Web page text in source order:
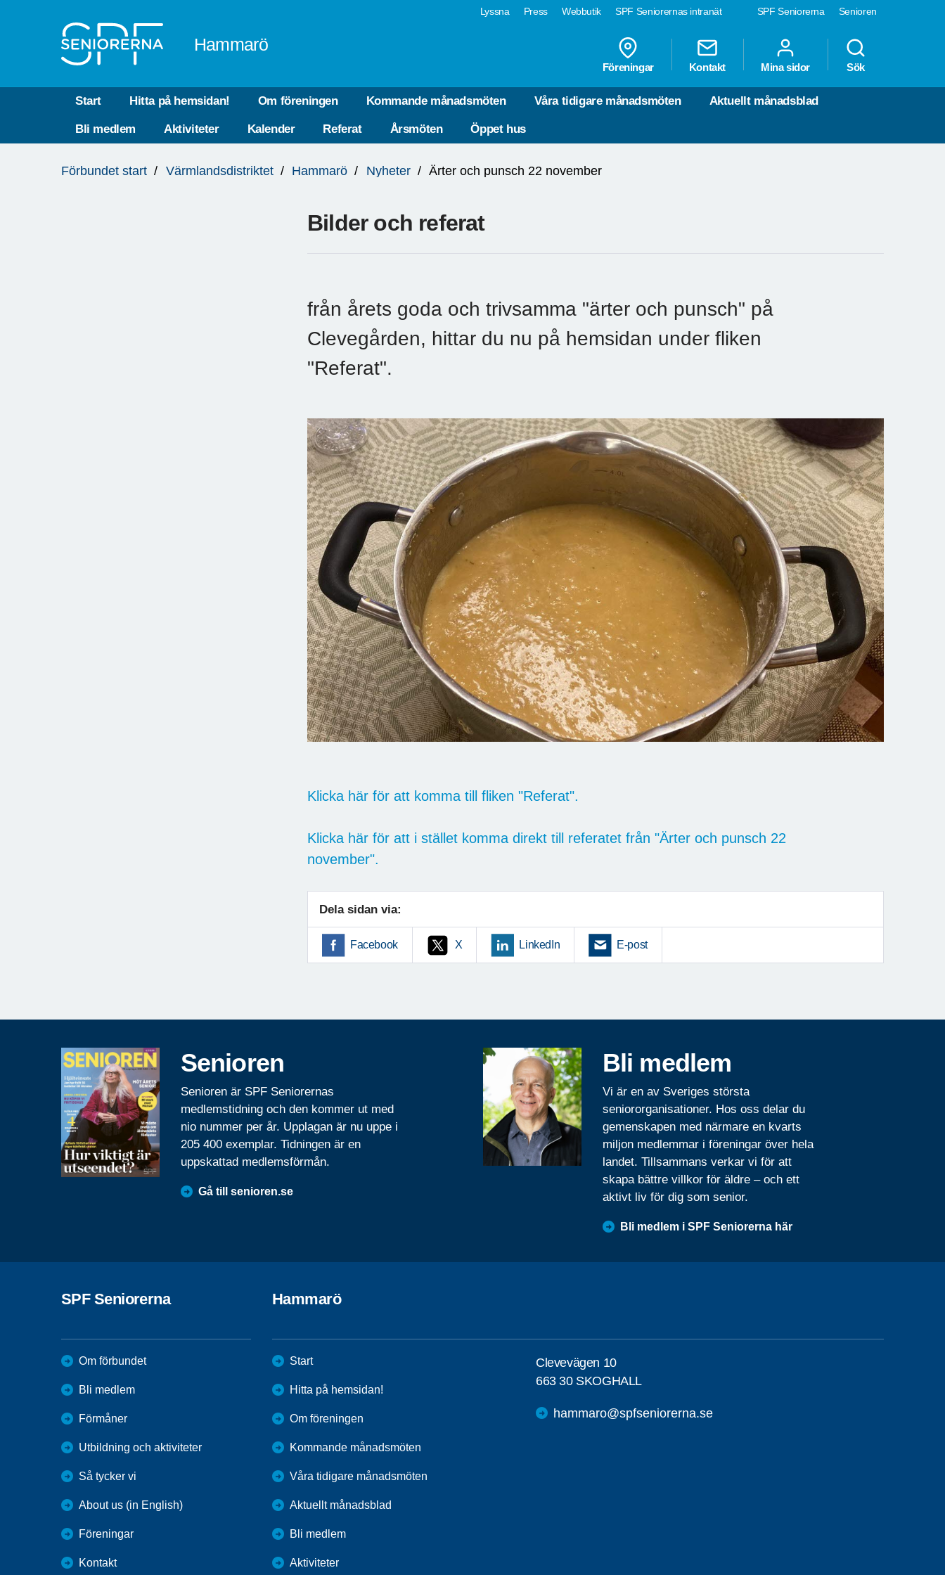
SPF Seniorerna Senioren
Lyssna Press Webbutik SPF Seniorernas intranät
Hammarö
Föreningar Kontakt Mina sidor Sök
Start Hitta på hemsidan! Om föreningen Kommande månadsmöten Våra tidigare månadsmöten Aktuellt månadsblad
Bli medlem Aktiviteter Kalender Referat Årsmöten Öppet hus
är
Förbundet start Värmlandsdistriktet Hammarö Nyheter Ärter och punsch 22 november
Bilder och referat
från årets goda och trivsamma "ärter och punsch" på
Clevegården, hittar du nu på hemsidan under fliken
"Referat".
Klicka här för att komma till fliken "Referat".
Klicka här för att i stället komma direkt till referatet från "Ärter och punsch 22
november".
Dela sidan via:
Facebook X LinkedIn E-post
Senioren
Senioren är SPF Seniorernas
medlemstidning och den kommer ut med
nio nummer per år. Upplagan är nu uppe i
205 400 exemplar. Tidningen är en
uppskattad medlemsförmån.
Gå till senioren.se
Bli medlem
Vi är en av Sveriges största
seniororganisationer. Hos oss delar du
gemenskapen med närmare en kvarts
miljon medlemmar i föreningar över hela
landet. Tillsammans verkar vi för att
skapa bättre villkor för äldre – och ett
aktivt liv för dig som senior.
Bli medlem i SPF Seniorerna här
SPF Seniorerna
Om förbundet
Bli medlem
Förmåner
Utbildning och aktiviteter
Så tycker vi
About us (in English)
Föreningar
Kontakt
Hammarö
Start
Hitta på hemsidan!
Om föreningen
Kommande månadsmöten
Våra tidigare månadsmöten
Aktuellt månadsblad
Bli medlem
Aktiviteter
Clevevägen 10
663 30 SKOGHALL
hammaro@spfseniorerna.se